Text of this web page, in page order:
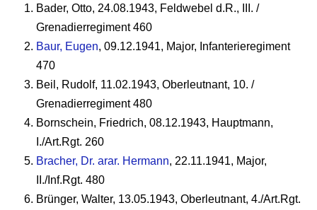
Bader, Otto, 24.08.1943, Feldwebel d.R., III. /
Grenadierregiment 460
Baur, Eugen, 09.12.1941, Major, Infanterieregiment
470
Beil, Rudolf, 11.02.1943, Oberleutnant, 10. /
Grenadierregiment 480
Bornschein, Friedrich, 08.12.1943, Hauptmann,
I./Art.Rgt. 260
Bracher, Dr. arar. Hermann, 22.11.1941, Major,
II./Inf.Rgt. 480
Brünger, Walter, 13.05.1943, Oberleutnant, 4./Art.Rgt.